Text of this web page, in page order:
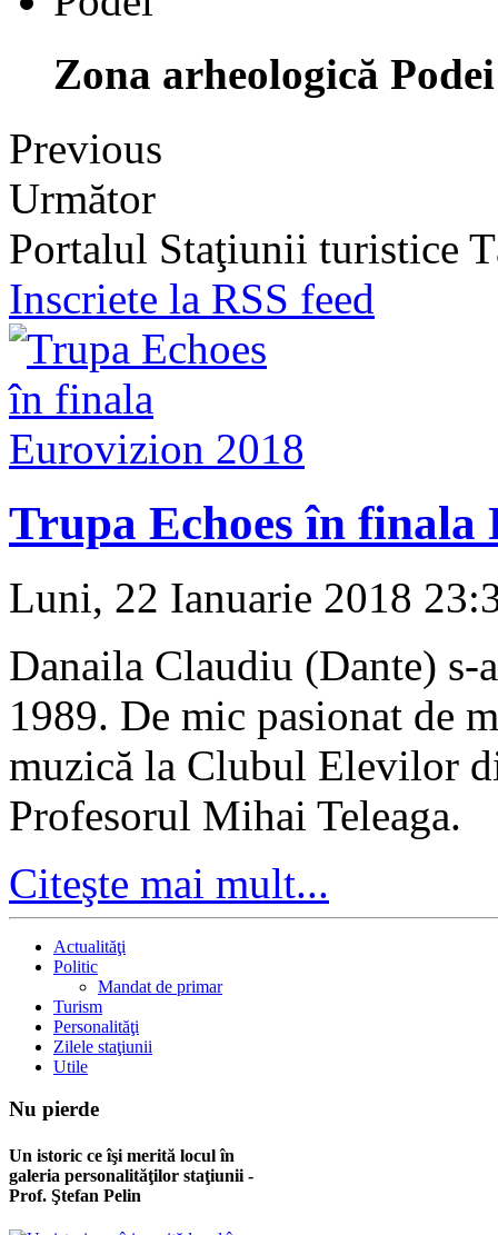
Zona arheologică Podei
Previous
Următor
Portalul Staţiunii turistice
Inscriete la RSS feed
Trupa Echoes în finala
Luni, 22 Ianuarie 2018
Danaila Claudiu (Dante) s-
1989. De mic pasionat de
muzică la Clubul Elevilor
Profesorul Mihai Teleaga.
Citeşte mai mult...
Actualităţi
Politic
Mandat de primar
Turism
Personalităţi
Zilele staţiunii
Utile
Nu pierde
Un istoric ce îşi merită locul în
galeria personalităţilor staţiunii -
Prof. Ştefan Pelin